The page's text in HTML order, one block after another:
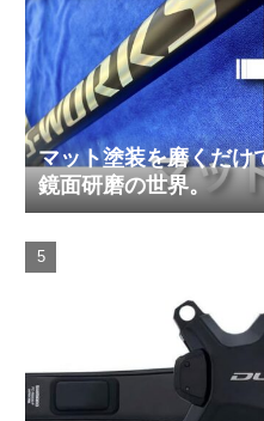
マット塗装を磨くだけ
鏡面研磨の世界。